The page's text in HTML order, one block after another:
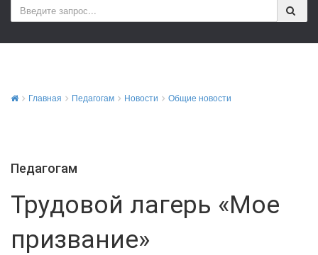
Главная Педагогам Новости Общие новости
Педагогам
Трудовой лагерь «Мое
призвание»